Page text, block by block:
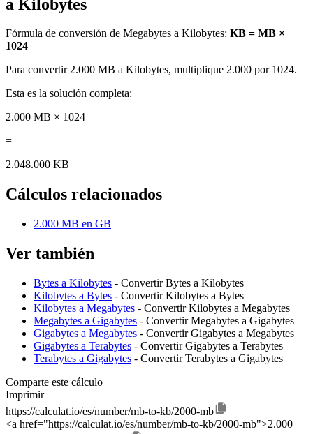
a Kilobytes
Fórmula de conversión de Megabytes a Kilobytes: KB = MB ×
1024
Para convertir 2.000 MB a Kilobytes, multiplique 2.000 por 1024.
Esta es la solución completa:
2.000 MB × 1024
=
2.048.000 KB
Cálculos relacionados
2.000 MB en GB
Ver también
Bytes a Kilobytes - Convertir Bytes a Kilobytes
Kilobytes a Bytes - Convertir Kilobytes a Bytes
Kilobytes a Megabytes - Convertir Kilobytes a Megabytes
Megabytes a Gigabytes - Convertir Megabytes a Gigabytes
Gigabytes a Megabytes - Convertir Gigabytes a Megabytes
Gigabytes a Terabytes - Convertir Gigabytes a Terabytes
Terabytes a Gigabytes - Convertir Terabytes a Gigabytes
Comparte este cálculo
Imprimir
https://calculat.io/es/number/mb-to-kb/2000-mb
<a href="https://calculat.io/es/number/mb-to-kb/2000-mb">2.000